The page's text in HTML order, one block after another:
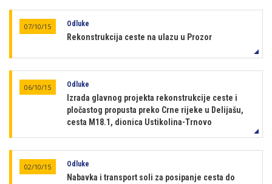
07/10/15 Odluke
Rekonstrukcija ceste na ulazu u Prozor
06/10/15 Odluke
Izrada glavnog projekta rekonstrukcije ceste i
pločastog propusta preko Crne rijeke u Delijašu,
cesta M18.1, dionica Ustikolina-Trnovo
02/10/15 Odluke
Nabavka i transport soli za posipanje cesta do